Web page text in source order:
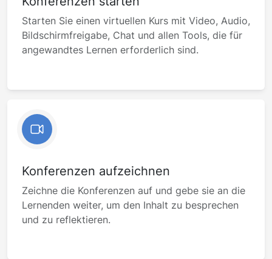
Starten Sie einen virtuellen Kurs mit Video, Audio,
Bildschirmfreigabe, Chat und allen Tools, die für
angewandtes Lernen erforderlich sind.
Konferenzen aufzeichnen
Zeichne die Konferenzen auf und gebe sie an die
Lernenden weiter, um den Inhalt zu besprechen
und zu reflektieren.